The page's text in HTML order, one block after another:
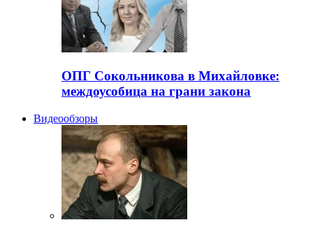
ОПГ Сокольникова в Михайловке:
междоусобица на грани закона
Видеообзоры